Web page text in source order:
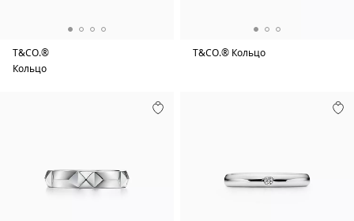
T&CO.®
Кольцо
T&CO.® Кольцо